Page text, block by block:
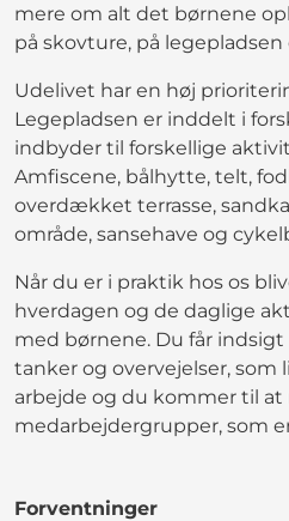
mere om alt det børnene
på skovture, på
Udelivet har en høj
Legepladsen er inddelt i
indbyder til forskellige
Amfiscene, bålhytte, telt,
overdækket terrasse,
område, sansehave og
Når du er i praktik hos os
hverdagen og de daglige
med børnene. Du får
tanker og overvejelser, som
arbejde og du kommer til at
medarbejdergrupper, som
Forventninger